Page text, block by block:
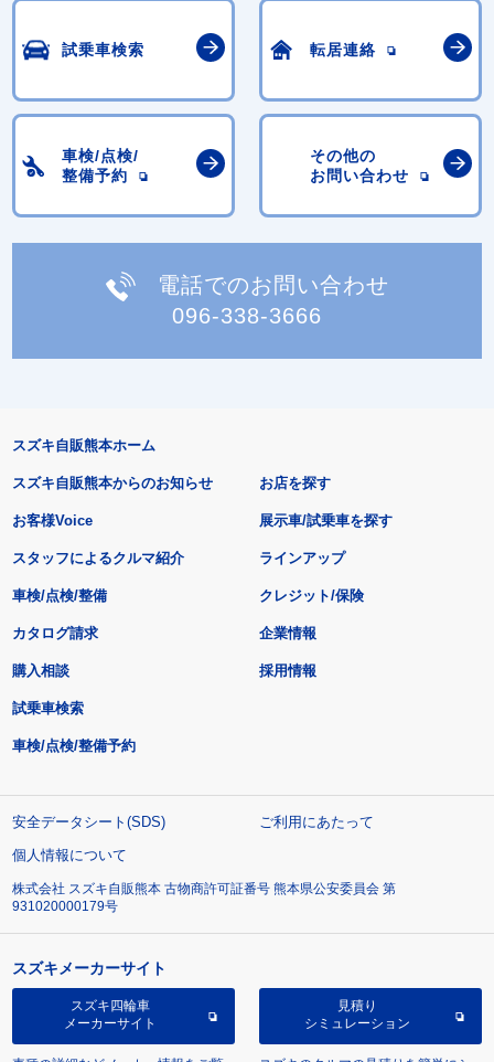
試乗車検索 転居連絡
車検/点検/
整備予約
その他の
お問い合わせ
電話でのお問い合わせ
096-338-3666
スズキ自販熊本ホーム
スズキ自販熊本からのお知らせ
お客様Voice
スタッフによるクルマ紹介
お店を探す
展示車/試乗車を探す
ラインアップ
車検/点検/整備 クレジット/保険
カタログ請求
購入相談
試乗車検索
車検/点検/整備予約
企業情報
採用情報
安全データシート(SDS)
ご利用にあたって
個人情報について
株式会社 スズキ自販熊本 古物商許可証番号 熊本県公安委員会 第
931020000179号
スズキメーカーサイト
スズキ四輪車
メーカーサイト
見積り
シミュレーション